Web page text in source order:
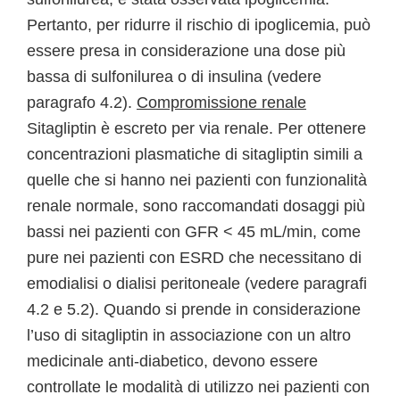
Pertanto, per ridurre il rischio di ipoglicemia, può
essere presa in considerazione una dose più
bassa di sulfonilurea o di insulina (vedere
paragrafo 4.2). Compromissione renale
Sitagliptin è escreto per via renale. Per ottenere
concentrazioni plasmatiche di sitagliptin simili a
quelle che si hanno nei pazienti con funzionalità
renale normale, sono raccomandati dosaggi più
bassi nei pazienti con GFR < 45 mL/min, come
pure nei pazienti con ESRD che necessitano di
emodialisi o dialisi peritoneale (vedere paragrafi
4.2 e 5.2). Quando si prende in considerazione
l’uso di sitagliptin in associazione con un altro
medicinale anti-diabetico, devono essere
controllate le modalità di utilizzo nei pazienti con